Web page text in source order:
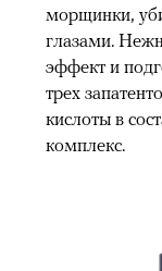
морщинки,
глазами.
эффект и
трех
кислоты в
комплекс.